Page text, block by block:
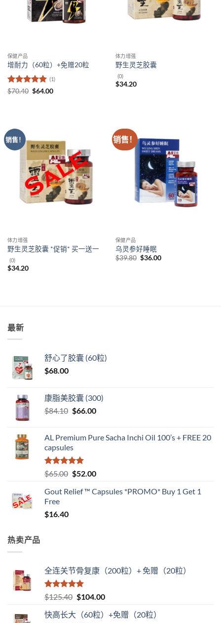
保健产品
增耐力（60粒）+免赠20粒
评分5 （满
(1)
$70.40 原
$64.00当
体力增强
野生灵芝胶囊
(0)
$34.20
销售！
体力增强
野生灵芝胶囊 *促销* 买一送一
(0)
$34.20
销售！
保健产品
乌灵参好睡眠
$39.80 原
$36.00当
最新
舒心了胶囊 (60粒)
$68.00
康脂美胶囊 (300)
$84.10 原
$84.10。
$66.00当
格
AL Premium Pure Sacha Inchi Oil 100’s + FREE 20
capsules
评分5 （满
分 5 分
$65.00 原
为：
$52.00当
价
Gout Relief ™ Capsules *PROMO* Buy 1 Get 1
Free
$16.40
热卖产品
全连关节骨复康（200粒）+ 免赠（20粒）
评分 5（满
分 5 分
$125.40 原
为：
$104.00当
价
快高长大（60粒）+免赠（20粒）